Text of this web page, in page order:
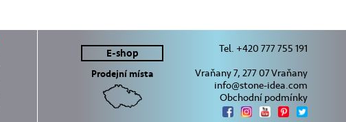
E-shop
Prodejní místa
Tel. +420 777 755 191
Vraňany 7, 277 07 Vraňany
info@stone-idea.com
Obchodní podmínky